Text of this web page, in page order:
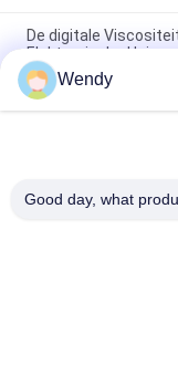
De digitale
Elektronische
Het laboratorium
Spaandercontrole
IS0 180
Wendy
Good day, what